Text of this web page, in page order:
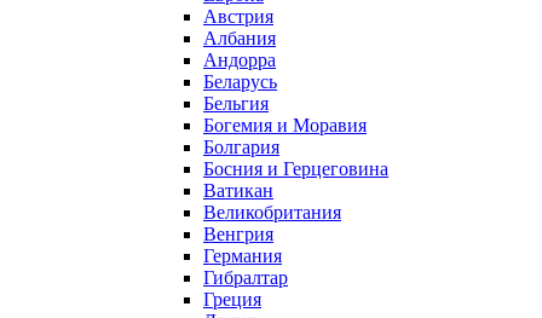
Австрия
Албания
Андорра
Беларусь
Бельгия
Богемия и Моравия
Болгария
Босния и Герцеговина
Ватикан
Великобритания
Венгрия
Германия
Гибралтар
Греция